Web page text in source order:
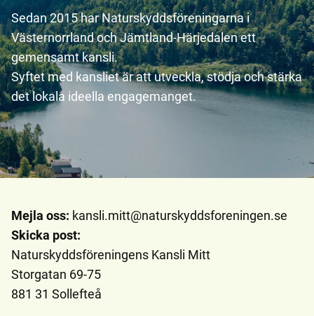
Sedan 2015 har Naturskyddsföreningarna i
Västernorrland och Jämtland-Härjedalen ett
gemensamt kansli.
Syftet med kansliet är att utveckla, stödja och stärka
det lokala ideella engagemanget.
Mejla oss: kansli.mitt@naturskyddsforeningen.se
Skicka post:
Naturskyddsföreningens Kansli Mitt
Storgatan 69-75
881 31 Sollefteå